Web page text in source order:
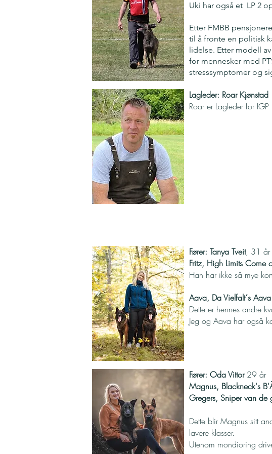
Uki har også et LP 2
Etter FMBB
til å fronte en politisk
lidelse. Etter modell
for mennesker med
stresssymptomer og
Lagleder: Roar Kjønstad
Roar er Lagleder for
Fører: Tanya Tveit, 31 år
Fritz, High Limits Come
Han har ikke så mye
Aava, Da Vielfalt´s Aava
Dette er hennes andre
Jeg og Aava har også
Fører: Oda Vittor29 år
Magnus, Blackneck's
Gregers, Sniper van de
Dette blir Magnus sitt
lavere klasser.
Utenom mondioring